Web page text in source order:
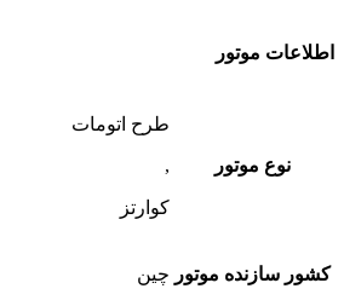
اطلاعات موتور
نوع موتور
طرح اتومات
,
کوارتز
کشور سازنده موتور چین